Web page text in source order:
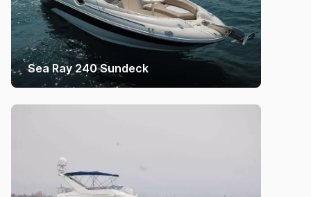
Sea Ray 240 Sundeck